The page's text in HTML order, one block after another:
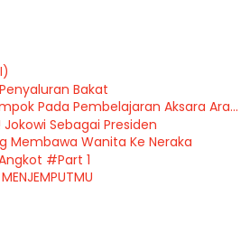
Bakat
Pada Pembelajaran Aksara Ara...
Sebagai Presiden
Membawa Wanita Ke Neraka
#Part 1